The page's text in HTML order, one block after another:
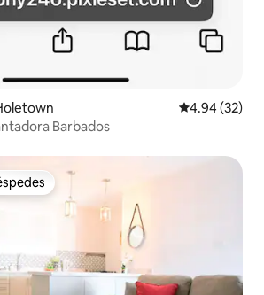
Calificación
4.94 (32)
Barbados